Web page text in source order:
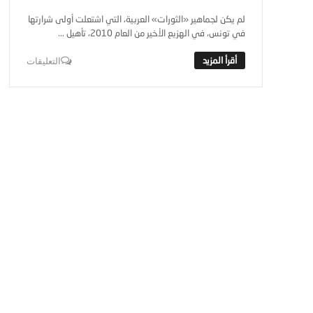
لم يكن لجماهير «الثورات» العربية، التي اشتعلت أولى شرارتها
في تونس، في الهزيع الأخير من العام 2010، تأهيل ...
التعليقات